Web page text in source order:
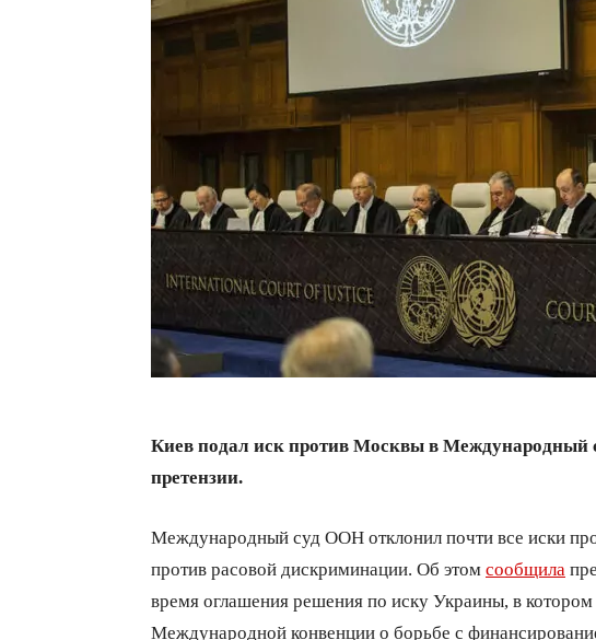
Киев подал иск против Москвы в Международный
претензии.
Международный суд ООН отклонил почти все иски
против расовой дискриминации. Об этом сообщила
время оглашения решения по иску Украины, в
Международной конвенции о борьбе с